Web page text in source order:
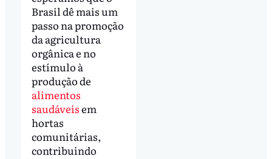
Brasil dê mais um
passo na promoção
da agricultura
orgânica e no
estímulo à
produção de
alimentos
saudáveisem
hortas
comunitárias,
contribuindo